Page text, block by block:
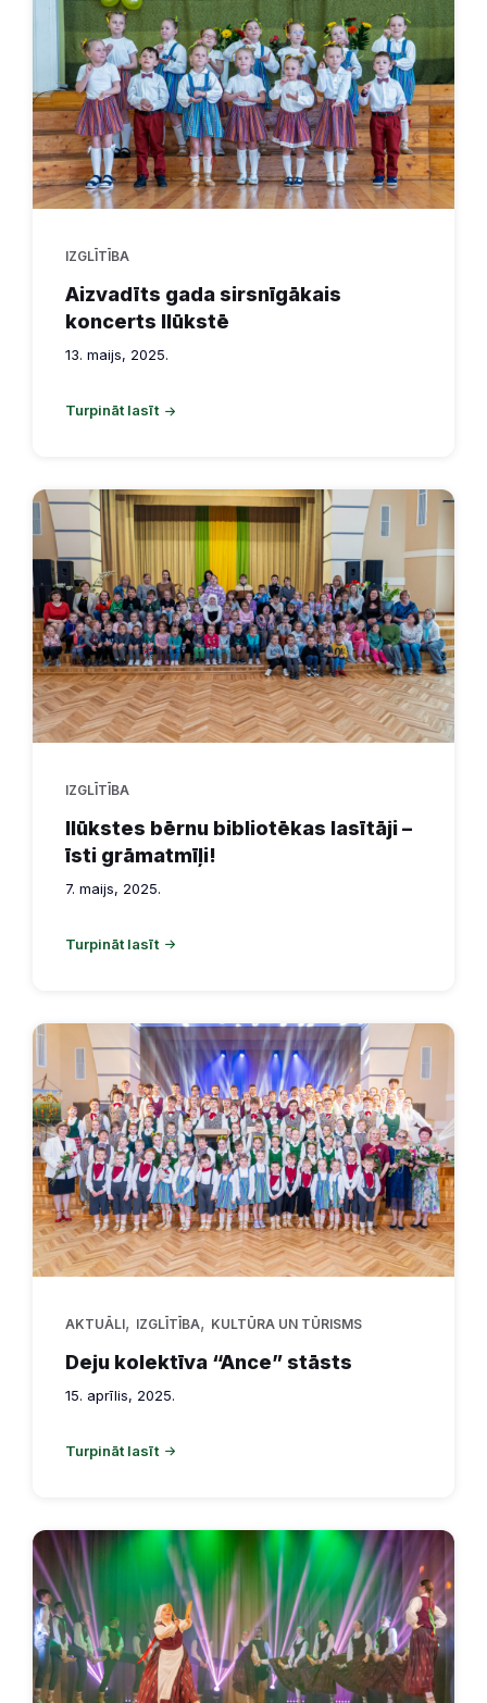
IZGLĪTĪBA
Aizvadīts gada sirsnīgākais
koncerts Ilūkstē
13. maijs, 2025.
Turpināt lasīt
IZGLĪTĪBA
Ilūkstes bērnu bibliotēkas lasītāji –
īsti grāmatmīļi!
7. maijs, 2025.
Turpināt lasīt
AKTUĀLI, IZGLĪTĪBA, KULTŪRA UN TŪRISMS
Deju kolektīva “Ance” stāsts
15. aprīlis, 2025.
Turpināt lasīt